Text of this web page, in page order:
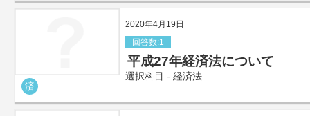
2020年4月19日
回答数:1
平成27年経済法について
選択科目 - 経済法
済